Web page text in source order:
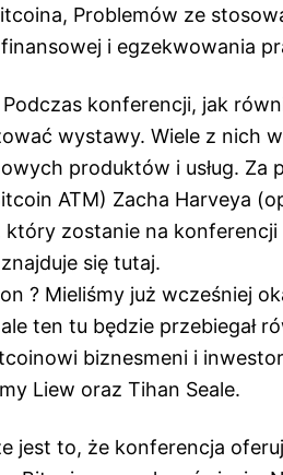
Problemów ze
i egzekwowania
Podczas konferencji, jak
wystawy. Wiele z nich
produktów i usług. Za
ATM) Zacha Harveya
który zostanie na
się tutaj.
? Mieliśmy już wcześniej
ten tu będzie przebiegał
biznesmeni i
Liew oraz Tihan Seale.
jest to, że konferencja